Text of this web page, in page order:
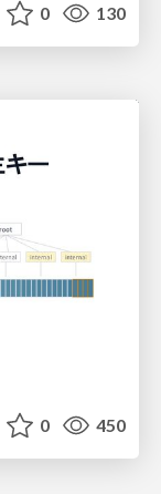
0 130
0 450